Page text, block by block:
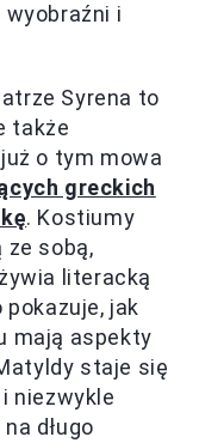
wyobraźni i
Syrena to
także
o tym mowa
greckich
. Kostiumy
ze sobą,
literacką
pokazuje, jak
mają aspekty
staje się
niezwykle
długo